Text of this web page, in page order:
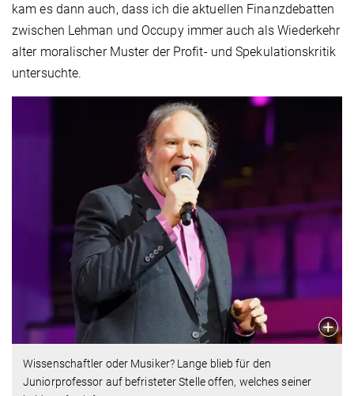
kam es dann auch, dass ich die aktuellen Finanzdebatten
zwischen Lehman und Occupy immer auch als Wiederkehr
alter moralischer Muster der Profit- und Spekulationskritik
untersuchte.
Wissenschaftler oder Musiker? Lange blieb für den
Juniorprofessor auf befristeter Stelle offen, welches seiner